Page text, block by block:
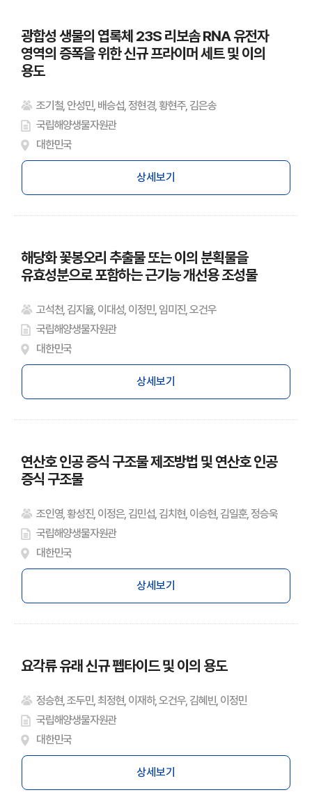
광합성 생물의 엽록체 23S 리보솜 RNA 유전자
영역의 증폭을 위한 신규 프라이머 세트 및 이의
용도
조기철, 안성민, 배승섭, 정현경, 황현주, 김은송
국립해양생물자원관
대한민국
상세보기
해당화 꽃봉오리 추출물 또는 이의 분획물을
유효성분으로 포함하는 근기능 개선용 조성물
고석천, 김지율, 이대성, 이정민, 임미진, 오건우
국립해양생물자원관
대한민국
상세보기
연산호 인공 증식 구조물 제조방법 및 연산호 인공
증식 구조물
조인영, 황성진, 이정은, 김민섭, 김치현, 이승현, 김일훈, 정승욱
국립해양생물자원관
대한민국
상세보기
요각류 유래 신규 펩타이드 및 이의 용도
정승현, 조두민, 최정현, 이재하, 오건우, 김혜빈, 이정민
국립해양생물자원관
대한민국
상세보기